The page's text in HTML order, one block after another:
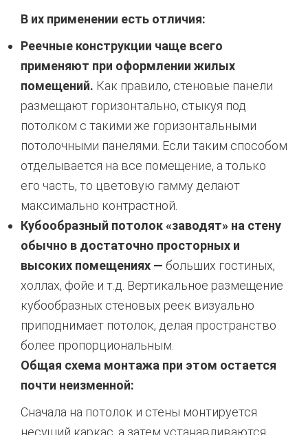
В их применении есть отличия:
Реечные конструкции чаще всего
применяют при оформлении жилых
помещений. Как правило, стеновые панели
размещают горизонтально, стыкуя под
потолком с такими же горизонтальными
потолочными панелями. Если таким способом
отделывается на все помещение, а только
его часть, то цветовую гамму делают
максимально контрастной.
Кубообразный потолок «заводят» на стену
обычно в достаточно просторных и
высоких помещениях — больших гостиных,
холлах, фойе и т.д. Вертикальное размещение
кубообразных стеновых реек визуально
приподнимает потолок, делая пространство
более пропорциональным.
Общая схема монтажа при этом остается
почти неизменной:
Сначала на потолок и стены монтируется
несущий каркас, а затем устанавливаются